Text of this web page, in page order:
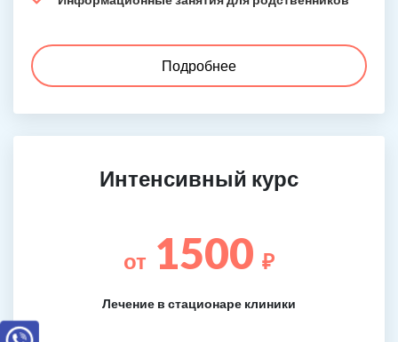
Подробнее
Интенсивный курс
от 1500 ₽
Лечение в стационаре клиники